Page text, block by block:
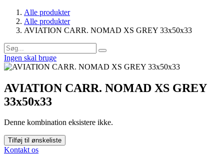
Alle produkter
Alle produkter
AVIATION CARR. NOMAD XS GREY 33x50x33
Ingen skal bruge
AVIATION CARR. NOMAD XS GREY
33x50x33
Denne kombination eksistere ikke.
Tilføj til ønskeliste
Kontakt os